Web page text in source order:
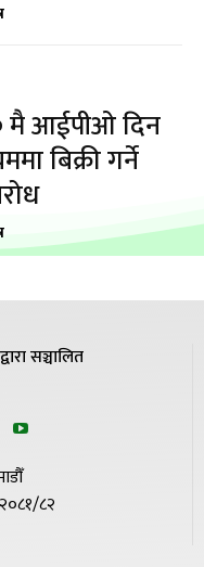
मै आईपीओ दिन
बिक्री गर्ने
सञ्चालित
८२